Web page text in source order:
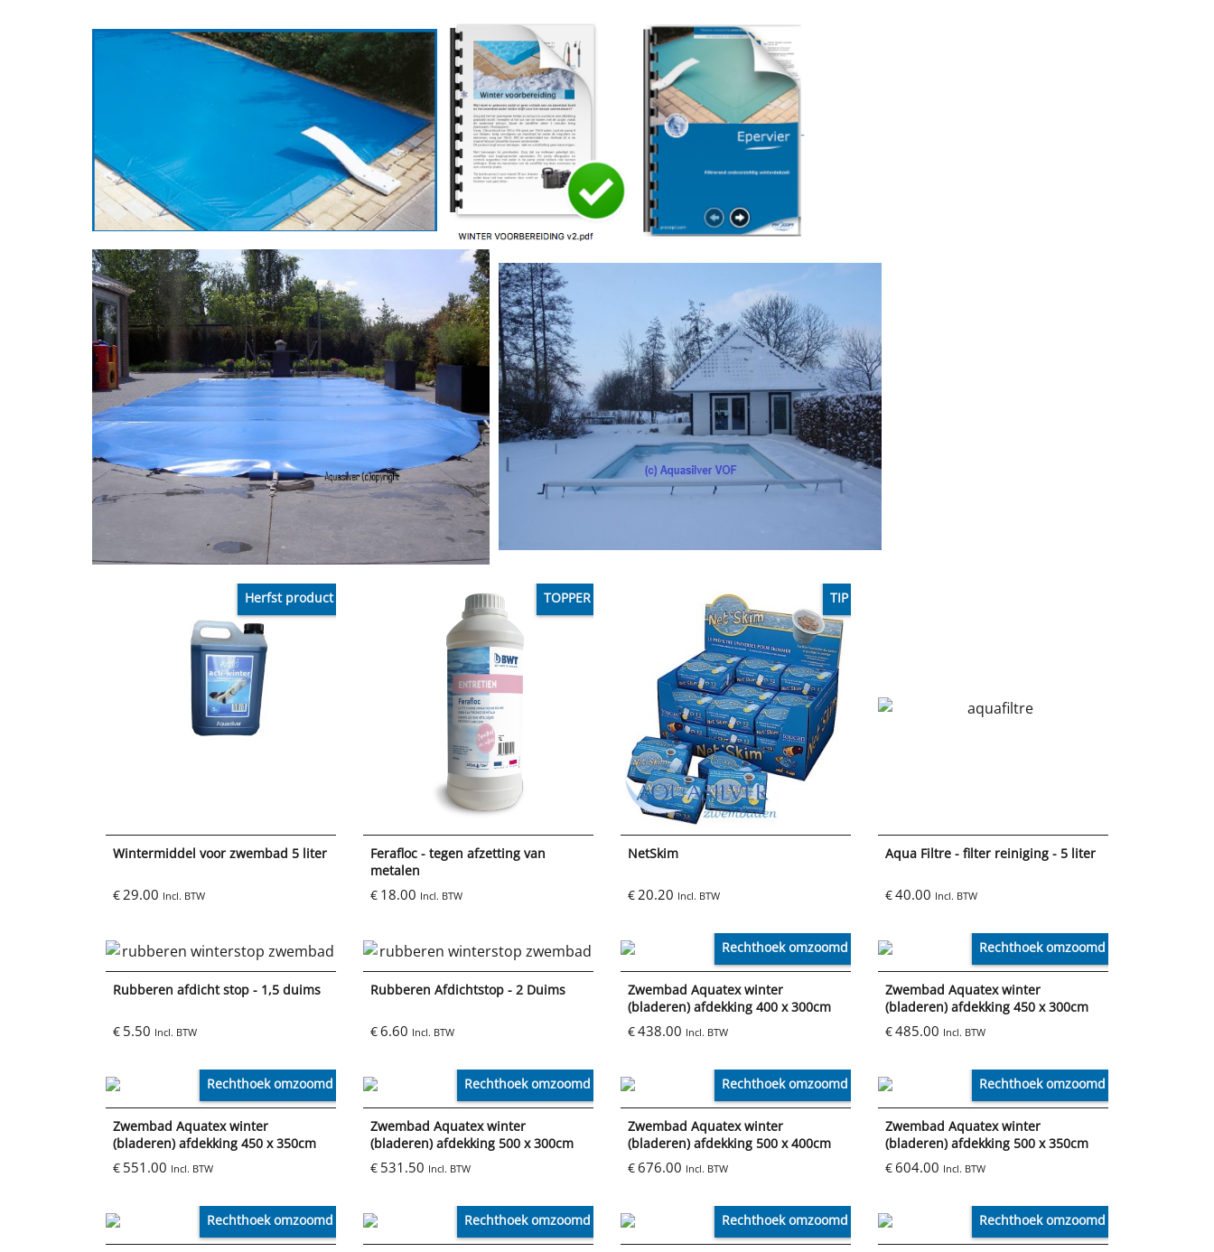
Herfst product
Wintermiddel voor zwembad 5 liter
€ 29.00 Incl. BTW
TOPPER
Ferafloc - tegen afzetting van
metalen
€ 18.00 Incl. BTW
TIP
NetSkim
€ 20.20 Incl. BTW
Aqua Filtre - filter reiniging - 5 liter
€40.00 Incl. BTW
Rubberen afdicht stop - 1,5 duims
€ 5.50 Incl. BTW
Rubberen Afdichtstop - 2 Duims
€6.60 Incl. BTW
Rechthoek omzoomd
Zwembad Aquatex winter
(bladeren) afdekking 400 x 300cm
€438.00 Incl. BTW
Rechthoek omzoomd
Zwembad Aquatex winter
(bladeren) afdekking 450 x 300cm
€485.00 Incl. BTW
Rechthoek omzoomd
Zwembad Aquatex winter
(bladeren) afdekking 450 x 350cm
€ 551.00 Incl. BTW
Rechthoek omzoomd
Zwembad Aquatex winter
(bladeren) afdekking 500 x 300cm
€ 531.50 Incl. BTW
Rechthoek omzoomd
Zwembad Aquatex winter
(bladeren) afdekking 500 x 400cm
€676.00 Incl. BTW
Rechthoek omzoomd
Zwembad Aquatex winter
(bladeren) afdekking 500 x 350cm
€604.00 Incl. BTW
Rechthoek omzoomd Rechthoek omzoomd Rechthoek omzoomd Rechthoek omzoomd